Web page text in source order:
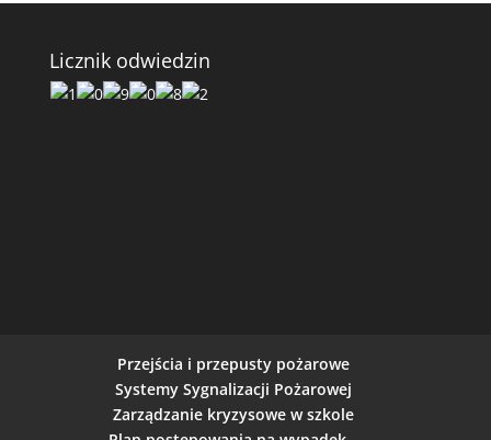
Licznik odwiedzin
Przejścia i przepusty pożarowe
Systemy Sygnalizacji Pożarowej
Zarządzanie kryzysowe w szkole